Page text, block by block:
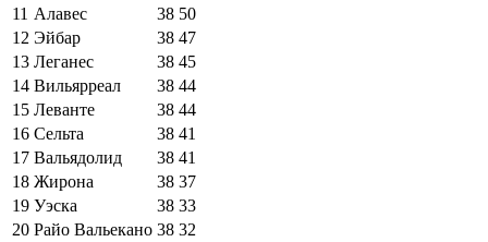
11 Алавес 38 50
12 Эйбар 38 47
13 Леганес 38 45
14 Вильярреал 38 44
15 Леванте 38 44
16 Сельта 38 41
17 Вальядолид 38 41
18 Жирона 38 37
19 Уэска 38 33
20 Райо Вальекано 38 32